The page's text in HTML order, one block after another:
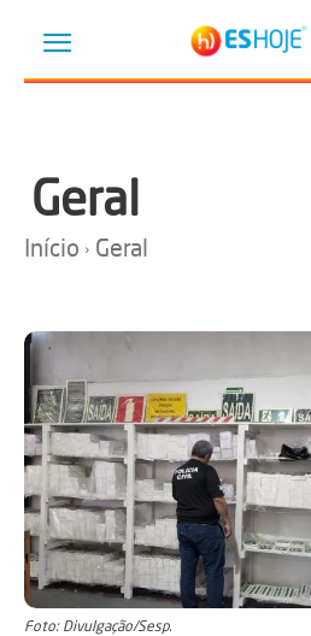
Geral
Início Geral
Foto: Divulgação/Sesp.